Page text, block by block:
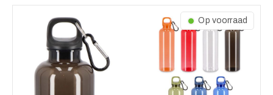
Op voorraad